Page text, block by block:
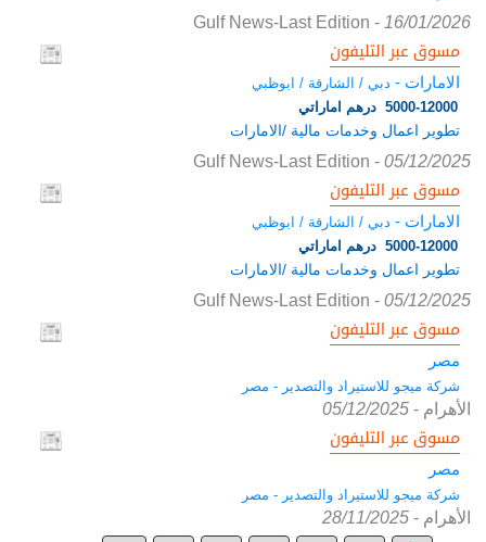
Gulf News-Last Edition - 16/01/2026
مسوق عبر التليفون
الامارات - دبي / الشارقة / ابوظبي
5000-12000 درهم اماراتي
تطوير اعمال وخدمات مالية /الامارات
Gulf News-Last Edition - 05/12/2025
مسوق عبر التليفون
الامارات - دبي / الشارقة / ابوظبي
5000-12000 درهم اماراتي
تطوير اعمال وخدمات مالية /الامارات
Gulf News-Last Edition - 05/12/2025
مسوق عبر التليفون
مصر
شركة ميجو للاستيراد والتصدير - مصر
الأهرام -
05/12/2025
مسوق عبر التليفون
مصر
شركة ميجو للاستيراد والتصدير - مصر
الأهرام -
28/11/2025